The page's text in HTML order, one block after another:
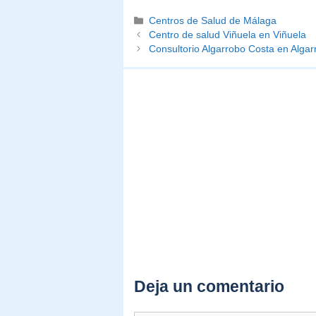
Categorías
Centros de Salud de Málaga
Centro de salud Viñuela en Viñuela
Consultorio Algarrobo Costa en
Deja un comentario